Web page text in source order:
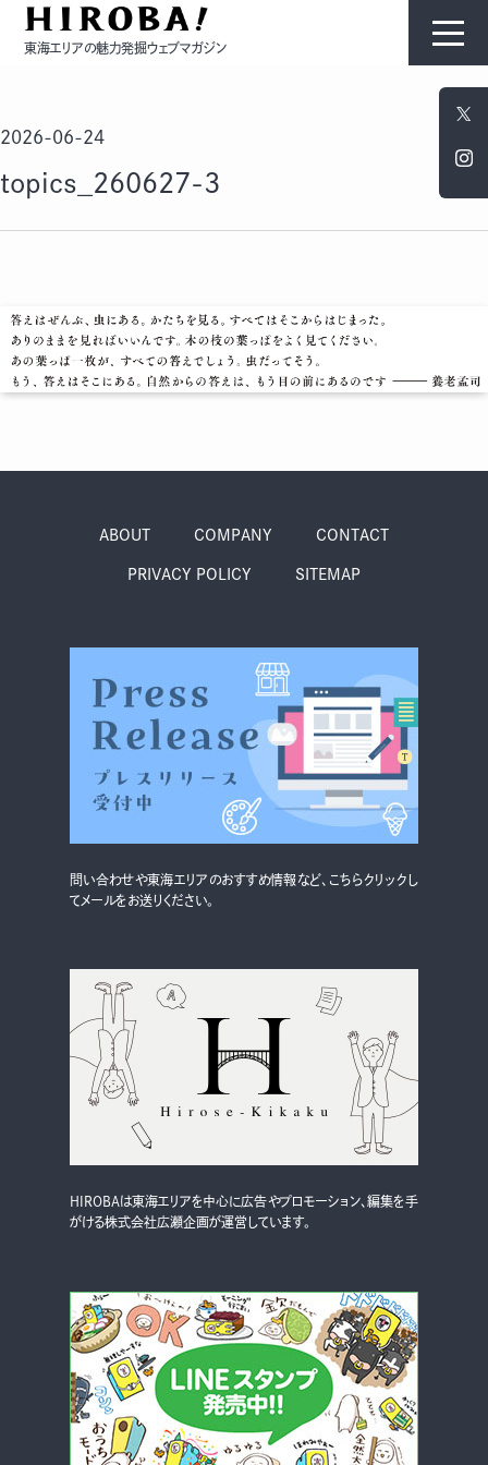
東海エリアの魅力発掘ウェブマガジン
コンテンツ
モノ ひと
ノスタルジック
体験
自転車・まち
スタッフ紹介
お問い合わせ
検索する
CLOSE
2026-06-24
topics_260627-3
ABOUT COMPANY CONTACT
PRIVACY POLICY SITEMAP
問い合わせや東海エリアのおすすめ情報など、こちらクリックし
てメールをお送りください。
HIROBAは東海エリアを中心に広告やプロモーション、編集を手
がける株式会社広瀬企画が運営しています。